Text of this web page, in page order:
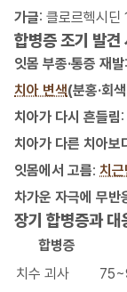
가글: 클로르헥시딘
합병증 조기 발견
잇몸 부종·통증 재발
치아 변색(분홍·회
치아가 다시 흔들림
치아가 다른 치아보
잇몸에서 고름: 치
차가운 자극에 무반
장기 합병증과 대
합병증
치수 괴사